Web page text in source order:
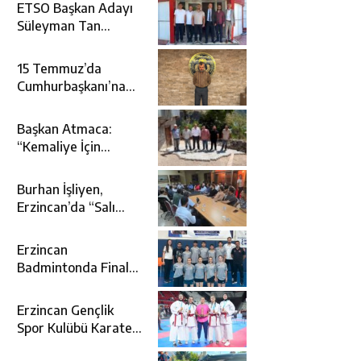
ETSO Başkan Adayı
Süleyman Tan
15 Temmuz’da
Cumhurbaşkanı’na
Yer Alan Firari FETÖ
Şüphelisi Yakalandı
Başkan Atmaca:
“Kemaliye İçin
Yorulmadan
Çalışıyoruz”
Burhan İşliyen,
Erzincan’da “Salı
Oldu
Erzincan
Badmintonda Finale
Erzincan Gençlik
Spor Kulübü Karate